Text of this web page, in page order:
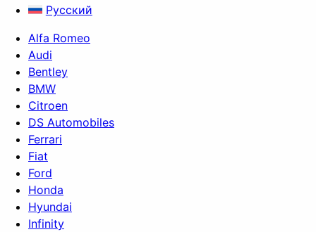
Русский
Alfa Romeo
Audi
Bentley
BMW
Citroen
DS Automobiles
Ferrari
Fiat
Ford
Honda
Hyundai
Infinity